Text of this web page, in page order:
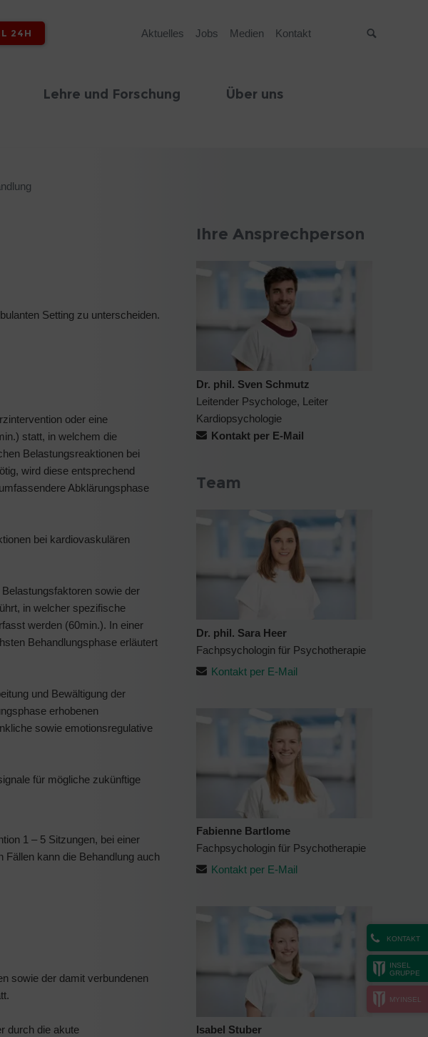
24H Aktuelles Jobs Medien Kontakt
Lehre und Forschung Über uns
KONTAKT
INSEL
GRUPPE
MYINSEL
Setting zu unterscheiden.
oder eine
statt, in welchem die
Belastungsreaktionen bei
wird diese entsprechend
Abklärungsphase
bei kardiovaskulären
sowie der
in welcher spezifische
werden (60min.). In einer
Behandlungsphase erläutert
und Bewältigung der
erhobenen
sowie emotionsregulative
für mögliche zukünftige
1 – 5 Sitzungen, bei einer
kann die Behandlung auch
sowie der damit verbundenen
durch die akute
Ihre Ansprechperson
Dr. phil. Sven Schmutz
Leitender Psychologe, Leiter
Kardiopsychologie
Kontakt per E-Mail
Team
Dr. phil. Sara Heer
Fachpsychologin für Psychotherapie
Kontakt per E-Mail
Fabienne Bartlome
Fachpsychologin für Psychotherapie
Kontakt per E-Mail
Isabel Stuber